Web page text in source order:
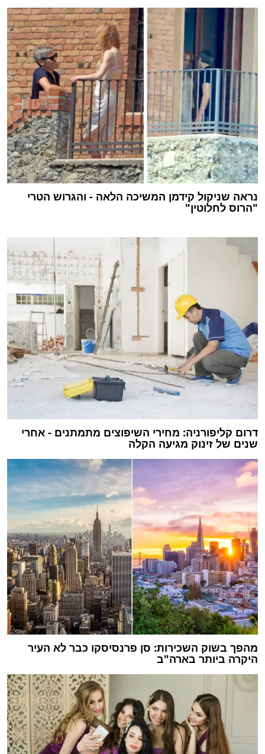
נראה שניקול קידמן המשיכה הלאה - והגרוש הטרי
"הרוס לחלוטין"
דרום קליפורניה: מחירי השיפוצים מתמתנים - אחרי
שנים של זינוק מגיעה הקלה
מהפך בשוק השכירות: סן פרנסיסקו כבר לא העיר
היקרה ביותר בארה"ב